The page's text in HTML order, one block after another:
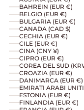
BAHREIN (EUR €)
BELGIO (EUR €)
BULGARIA (EUR €)
CANADA (CAD $)
CECHIA (EUR €)
CILE (EUR €)
CINA (CNY ¥)
CIPRO (EUR €)
COREA DEL SUD
CROAZIA (EUR €)
DANIMARCA (EUR €)
ESTONIA (EUR €)
FINLANDIA (EUR €)